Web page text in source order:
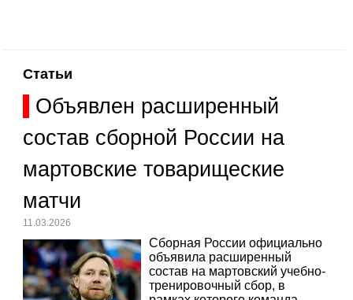
Статьи
Объявлен расширенный
состав сборной России на
мартовские товарищеские
матчи
11.03.2026
Сборная России официально
объявила расширенный
состав на мартовский учебно-
тренировочный сбор, в